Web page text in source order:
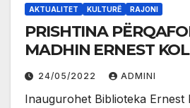
AKTUALITET KULTURË RAJONI
PRISHTINA
MADHIN ERNEST
24/05/2022 ADMINI
Inaugurohet Biblioteka Ernest